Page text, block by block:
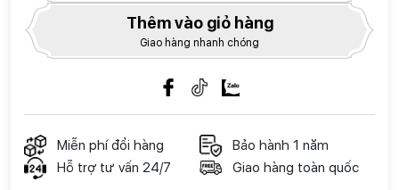
Thêm vào giỏ hàng
Giao hàng nhanh chóng
Miễn phí đổi hàng
Bảo hành 1 năm
Hỗ trợ tư vấn 24/7
Giao hàng toàn quốc